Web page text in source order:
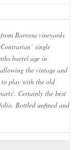
Barossa vineyards
single
barrel age in
the vintage and
to play with the old
Certainly the best
Bottled unfined and